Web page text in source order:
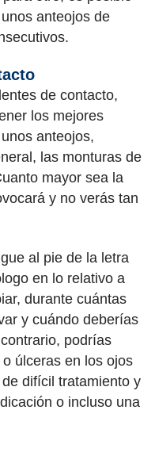
anteojos de
de contacto,
los mejores
anteojos,
las monturas de
mayor sea la
y no verás tan
al pie de la letra
en lo relativo a
durante cuántas
y cuándo deberías
podrías
úlceras en los ojos
difícil tratamiento y
o incluso una